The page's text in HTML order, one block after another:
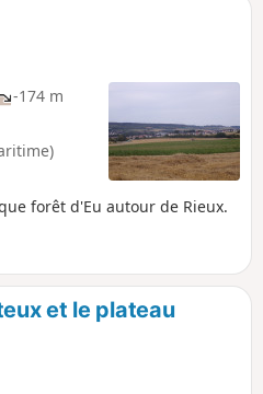
-174 m
forêt d'Eu autour de Rieux.
et le plateau